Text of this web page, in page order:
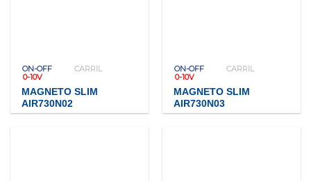
ON-OFF
CARRIL
0-10V
MAGNETO SLIM
AIR730N02
ON-OFF
CARRIL
0-10V
MAGNETO SLIM
AIR730N03